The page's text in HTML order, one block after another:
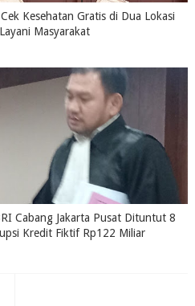
Kesehatan Gratis di Dua Lokasi
Masyarakat
Cabang Jakarta Pusat Dituntut 8
Kredit Fiktif Rp122 Miliar